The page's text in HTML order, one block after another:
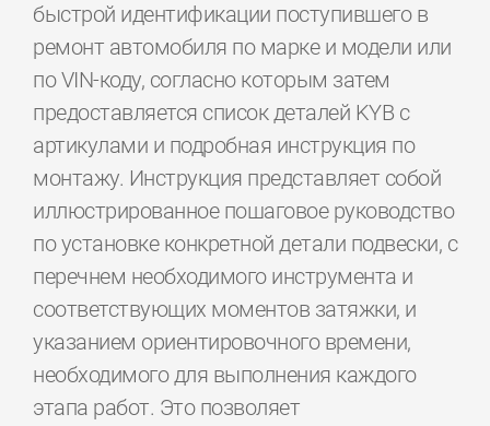
быстрой идентификации поступившего в
ремонт автомобиля по марке и модели или
по VIN-коду, согласно которым затем
предоставляется список деталей KYB с
артикулами и подробная инструкция по
монтажу. Инструкция представляет собой
иллюстрированное пошаговое руководство
по установке конкретной детали подвески, с
перечнем необходимого инструмента и
соответствующих моментов затяжки, и
указанием ориентировочного времени,
необходимого для выполнения каждого
этапа работ. Это позволяет